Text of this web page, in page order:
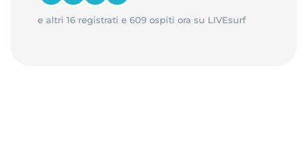
e altri 16 registrati e 609 ospiti ora su LIVEsurf